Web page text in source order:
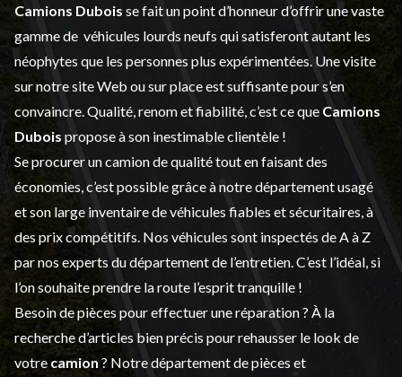
Camions Dubois se fait un point d’honneur d’offrir une vaste
gamme de véhicules lourds neufs qui satisferont autant les
néophytes que les personnes plus expérimentées. Une visite
sur notre site Web ou sur place est suffisante pour s’en
convaincre. Qualité, renom et fiabilité, c’est ce que Camions
Dubois propose à son inestimable clientèle !
Se procurer un camion de qualité tout en faisant des
économies, c’est possible grâce à notredépartement usagé
et son large inventaire de véhicules fiables et sécuritaires, à
des prix compétitifs. Nos véhicules sont inspectés de A à Z
par nos experts du département de l’entretien . C’est l’idéal, si
l’on souhaite prendre la route l’esprit tranquille !
Besoin de pièces pour effectuer une réparation ? À la
recherche d’articles bien précis pour rehausser le look de
votre camion ? Notre département depièces et